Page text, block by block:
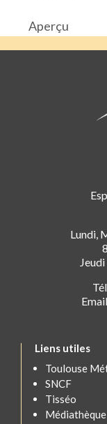
Aperçu
Lundi,
Liens utiles
Toulouse
SNCF
Tisséo